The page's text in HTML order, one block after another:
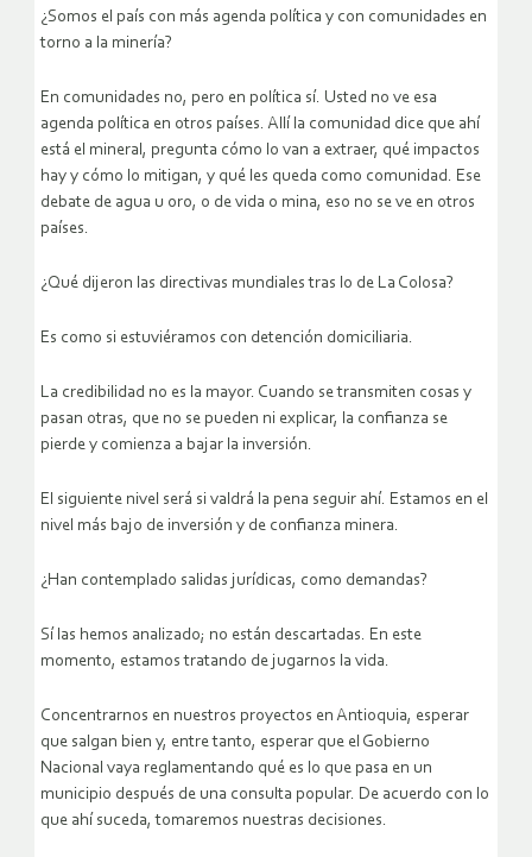
¿Somos el país con más agenda política y con comunidades en
torno a la minería?
En comunidades no, pero en política sí. Usted no ve esa
agenda política en otros países. Allí la comunidad dice que ahí
está el mineral, pregunta cómo lo van a extraer, qué impactos
hay y cómo lo mitigan, y qué les queda como comunidad. Ese
debate de agua u oro, o de vida o mina, eso no se ve en otros
países.
¿Qué dijeron las directivas mundiales tras lo de La Colosa?
Es como si estuviéramos con detención domiciliaria.
La credibilidad no es la mayor. Cuando se transmiten cosas y
pasan otras, que no se pueden ni explicar, la confianza se
pierde y comienza a bajar la inversión.
El siguiente nivel será si valdrá la pena seguir ahí. Estamos en el
nivel más bajo de inversión y de confianza minera.
¿Han contemplado salidas jurídicas, como demandas?
Sí las hemos analizado; no están descartadas. En este
momento, estamos tratando de jugarnos la vida.
Concentrarnos en nuestros proyectos en Antioquia, esperar
que salgan bien y, entre tanto, esperar que el Gobierno
Nacional vaya reglamentando qué es lo que pasa en un
municipio después de una consulta popular. De acuerdo con lo
que ahí suceda, tomaremos nuestras decisiones.